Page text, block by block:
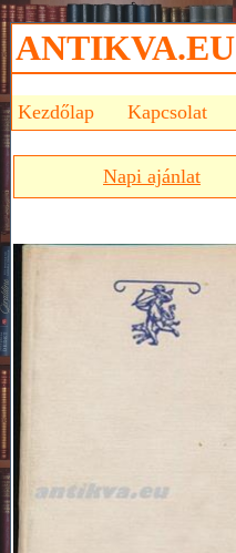
ANTIKVA.EU
Kezdőlap Kapcsolat
Napi ajánlat